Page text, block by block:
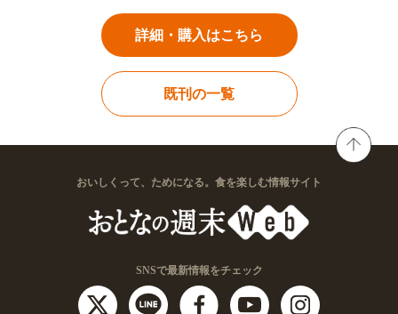
詳細・購入はこちら
既刊の一覧
おいしくって、ためになる。食を楽しむ情報サイト
SNSで最新情報をチェック